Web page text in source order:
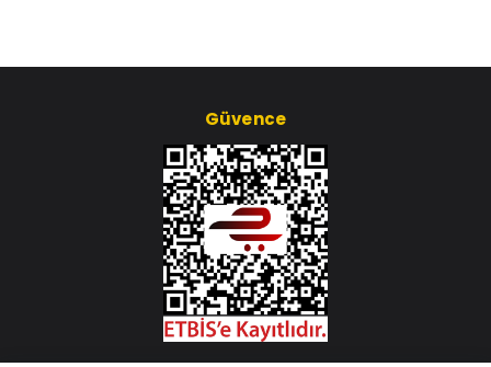
Güvence